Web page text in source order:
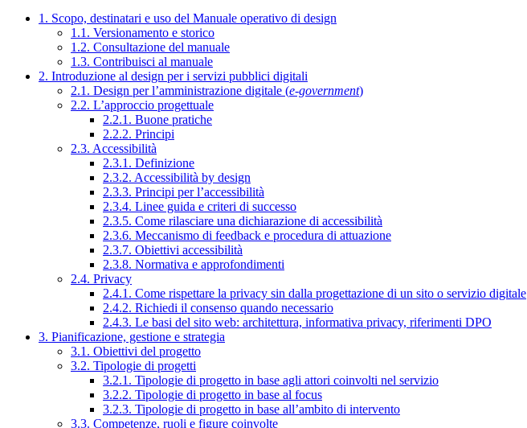
1. Scopo, destinatari e uso del Manuale operativo di design
1.1. Versionamento e storico
1.2. Consultazione del manuale
1.3. Contribuisci al manuale
2. Introduzione al design per i servizi pubblici digitali
2.1. Design per l’amministrazione digitale (e-government)
2.2. L’approccio progettuale
2.2.1. Buone pratiche
2.2.2. Principi
2.3. Accessibilità
2.3.1. Definizione
2.3.2. Accessibilità by design
2.3.3. Principi per l’accessibilità
2.3.4. Linee guida e criteri di successo
2.3.5. Come rilasciare una dichiarazione di accessibilità
2.3.6. Meccanismo di feedback e procedura di attuazione
2.3.7. Obiettivi accessibilità
2.3.8. Normativa e approfondimenti
2.4. Privacy
2.4.1. Come rispettare la privacy sin dalla progettazione di un sito o servizio digitale
2.4.2. Richiedi il consenso quando necessario
2.4.3. Le basi del sito web: architettura, informativa privacy, riferimenti DPO
3. Pianificazione, gestione e strategia
3.1. Obiettivi del progetto
3.2. Tipologie di progetti
3.2.1. Tipologie di progetto in base agli attori coinvolti nel servizio
3.2.2. Tipologie di progetto in base al focus
3.2.3. Tipologie di progetto in base all’ambito di intervento
3.3. Competenze, ruoli e figure coinvolte